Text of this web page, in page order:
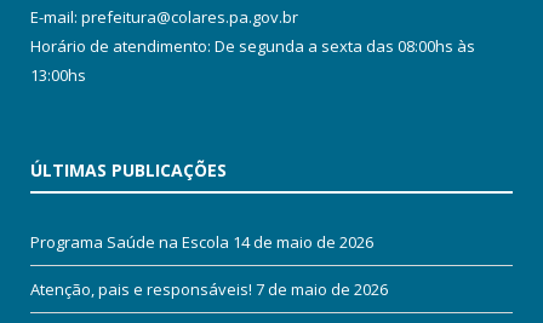
E-mail: prefeitura@colares.pa.gov.br
Horário de atendimento: De segunda a sexta das 08:00hs às
13:00hs
ÚLTIMAS PUBLICAÇÕES
Programa Saúde na Escola 14 de maio de 2026
Atenção, pais e responsáveis! 7 de maio de 2026